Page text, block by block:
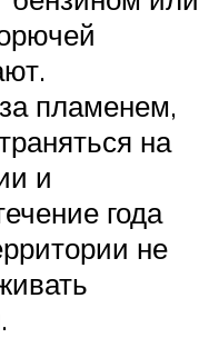
пламенем,
на
и
года
не